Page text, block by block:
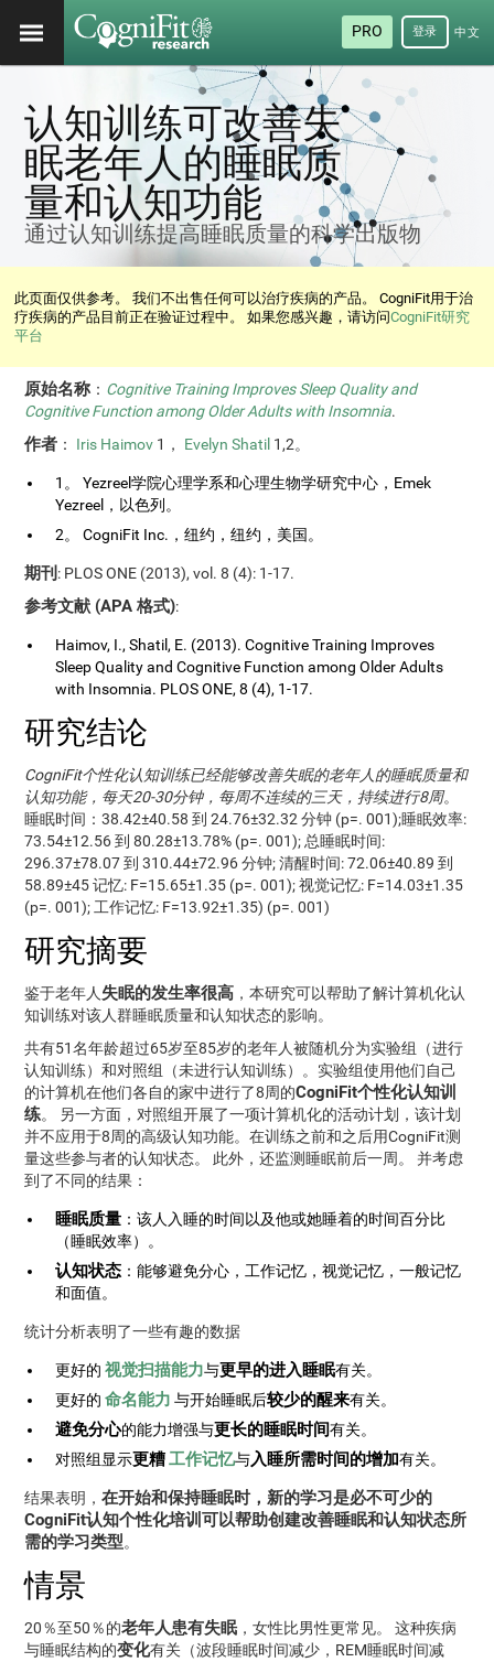
PRO 中文
(简
登录
认知训练可改善失
眠老年人的睡眠质
量和认知功能
通过认知训练提高睡眠质量的科学出版物
此页面仅供参考。 我们不出售任何可以治疗疾病的产品。 CogniFit用于治
疗疾病的产品目前正在验证过程中。 如果您感兴趣，请访问CogniFit研究
平台
原始名称 ： Cognitive Training Improves Sleep Quality and
Cognitive Function among Older Adults with Insomnia.
作者 ： Iris Haimov 1， Evelyn Shatil 1,2。
1。 Yezreel学院心理学系和心理生物学研究中心，Emek
Yezreel，以色列。
2。 CogniFit Inc.，纽约，纽约，美国。
期刊 : PLOS ONE (2013), vol. 8 (4): 1-17.
参考文献 (APA 格式):
Haimov, I., Shatil, E. (2013). Cognitive Training Improves
Sleep Quality and Cognitive Function among Older Adults
with Insomnia. PLOS ONE, 8 (4), 1-17.
研究结论
CogniFit个性化认知训练已经能够改善失眠的老年人的睡眠质量和
认知功能，每天20-30分钟，每周不连续的三天，持续进行8周。
睡眠时间：38.42±40.58 到 24.76±32.32 分钟 (p=. 001);睡眠效率:
73.54±12.56 到 80.28±13.78% (p=. 001); 总睡眠时间:
296.37±78.07 到 310.44±72.96 分钟; 清醒时间: 72.06±40.89 到
58.89±45 记忆: F=15.65±1.35 (p=. 001); 视觉记忆: F=14.03±1.35
(p=. 001); 工作记忆: F=13.92±1.35) (p=. 001)
研究摘要
鉴于老年人 失眠的发生率很高 ，本研究可以帮助了解计算机化认
知训练对该人群睡眠质量和认知状态的影响。
共有51名年龄超过65岁至85岁的老年人被随机分为实验组（进行
认知训练）和对照组（未进行认知训练）。实验组使用他们自己
的计算机在他们各自的家中进行了8周的CogniFit个性化认知训
练。 另一方面，对照组开展了一项计算机化的活动计划，该计划
并不应用于8周的高级认知功能。在训练之前和之后用CogniFit测
量这些参与者的认知状态。 此外，还监测睡眠前后一周。 并考虑
到了不同的结果：
睡眠质量 ：该人入睡的时间以及他或她睡着的时间百分比
（睡眠效率）。
认知状态 ：能够避免分心，工作记忆，视觉记忆，一般记忆
和面值。
统计分析表明了一些有趣的数据
更好的 视觉扫描能力与更早的进入睡眠有关。
更好的 命名能力 与开始睡眠后较少的醒来有关。
避免分心的能力增强与更长的睡眠时间有关。
对照组显示更糟工作记忆与入睡所需时间的增加有关。
结果表明，在开始和保持睡眠时，新的学习是必不可少的
CogniFit认知个性化培训可以帮助创建改善睡眠和认知状态所
需的学习类型。
情景
20％至50％的老年人患有失眠 ，女性比男性更常见。 这种疾病
与睡眠结构的变化有关（波段睡眠时间减少，REM睡眠时间减